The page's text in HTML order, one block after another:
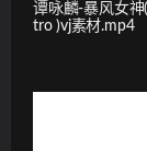
谭咏麟-暴风女神
tro )vj素材.mp4